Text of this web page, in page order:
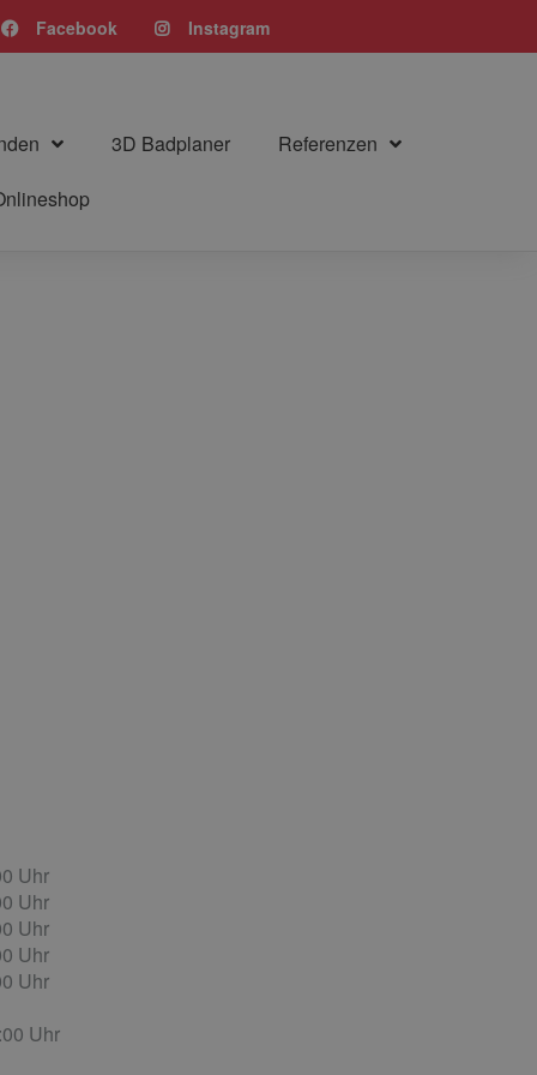
Facebook Instagram
3D Badplaner
Referenzen
Uhr
Uhr
Uhr
Uhr
Uhr
Uhr